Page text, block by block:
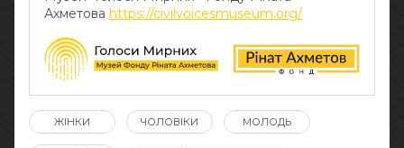
Ахметова https://civilvoicesmuseum.org/
ЖІНКИ ЧОЛОВІКИ МОЛОДЬ